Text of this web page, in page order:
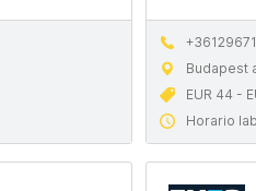
Budapest
EUR 44 -
Horario